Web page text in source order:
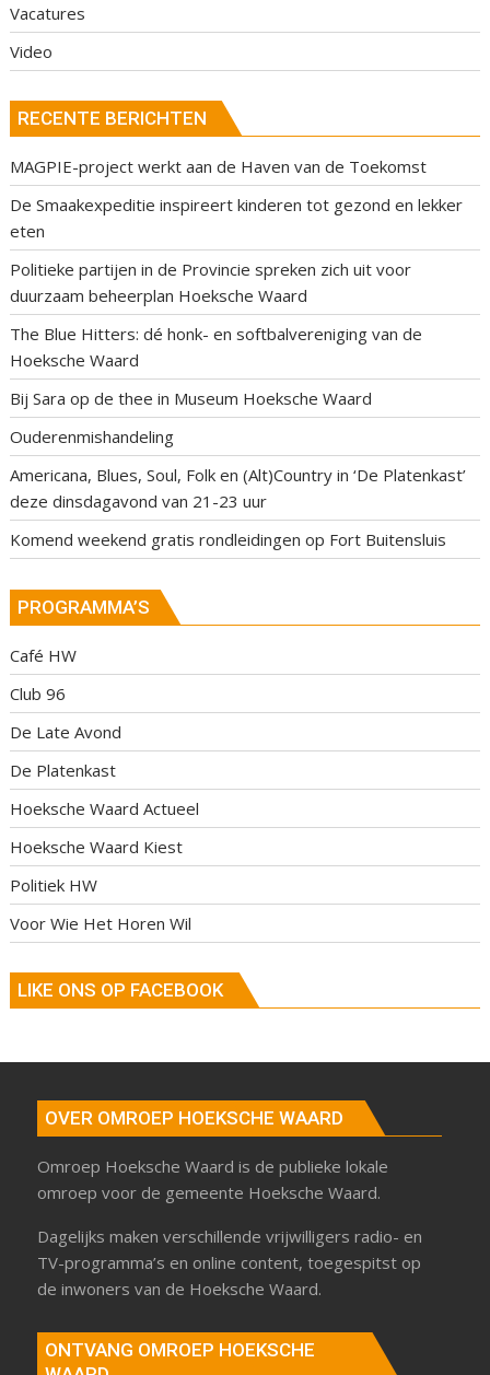
Vacatures
Video
RECENTE BERICHTEN
MAGPIE-project werkt aan de Haven van de Toekomst
De Smaakexpeditie inspireert kinderen tot gezond en lekker
eten
Politieke partijen in de Provincie spreken zich uit voor
duurzaam beheerplan Hoeksche Waard
The Blue Hitters: dé honk- en softbalvereniging van de
Hoeksche Waard
Bij Sara op de thee in Museum Hoeksche Waard
Ouderenmishandeling
Americana, Blues, Soul, Folk en (Alt)Country in ‘De Platenkast’
deze dinsdagavond van 21-23 uur
Komend weekend gratis rondleidingen op Fort Buitensluis
PROGRAMMA’S
Café HW
Club 96
De Late Avond
De Platenkast
Hoeksche Waard Actueel
Hoeksche Waard Kiest
Politiek HW
Voor Wie Het Horen Wil
LIKE ONS OP FACEBOOK
OVER OMROEP HOEKSCHE WAARD
Omroep Hoeksche Waard is de publieke lokale
omroep voor de gemeente Hoeksche Waard.
Dagelijks maken verschillende vrijwilligers radio- en
TV-programma’s en online content, toegespitst op
de inwoners van de Hoeksche Waard.
ONTVANG OMROEP HOEKSCHE